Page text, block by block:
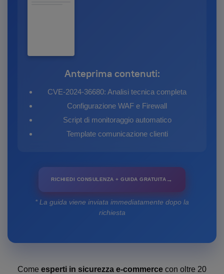
Anteprima contenuti:
CVE-2024-36680: Analisi tecnica completa
Configurazione WAF e Firewall
Script di monitoraggio automatico
Template comunicazione clienti
RICHIEDI CONSULENZA + GUIDA GRATUITA→
* La guida viene inviata immediatamente dopo la
richiesta
Come esperti in sicurezza e-commerce con oltre 20